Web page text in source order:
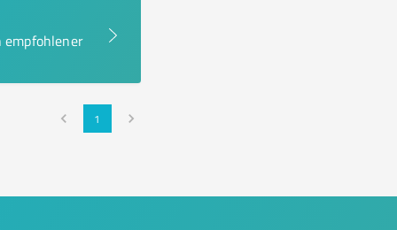
empfohlener
1